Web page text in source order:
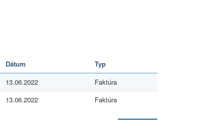
Dátum
Typ
13.06.2022
Faktúra
13.06.2022 Faktúra